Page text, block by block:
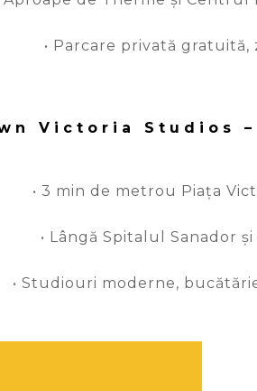
• Parcare privată gratuită,
Victoria Studios
• 3 min de metrou Piața
• Lângă Spitalul Sanador
• Studiouri moderne,